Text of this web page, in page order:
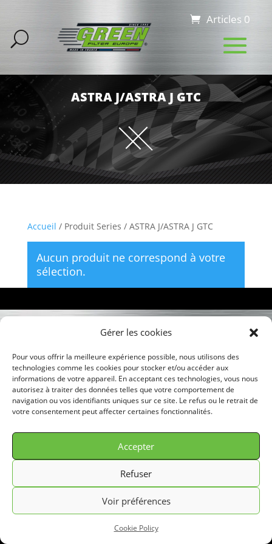
Gérer les cookies
Pour vous offrir la meilleure expérience possible, nous utilisons des
technologies comme les cookies pour stocker et/ou accéder aux
informations de votre appareil. En acceptant ces technologies, vous nous
autorisez à traiter des données telles que votre comportement de
navigation ou vos identifiants uniques sur ce site. Le refus ou le retrait de
votre consentement peut affecter certaines fonctionnalités.
Accepter
Refuser
Voir préférences
Cookie Policy
Articles 0
ASTRA J/ASTRA J GTC
Accueil / Produit Series / ASTRA J/ASTRA J GTC
Aucun produit ne correspond à votre
sélection.
© GREEN FILTER 2026. Tous droits réservés.